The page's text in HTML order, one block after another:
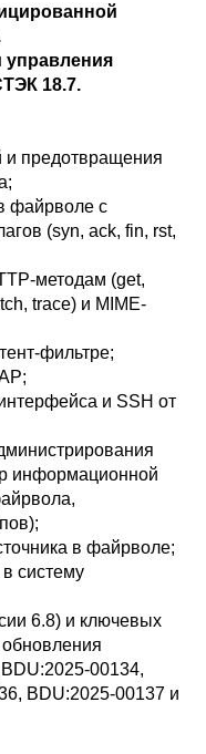
управления
18.7.
и предотвращения
файрволе с
(syn, ack, fin, rst,
методам (get,
trace) и MIME-
фильтре;
и SSH от
информационной
в файрволе;
в систему
6.8) и ключевых
00134,
BDU:2025-00137 и